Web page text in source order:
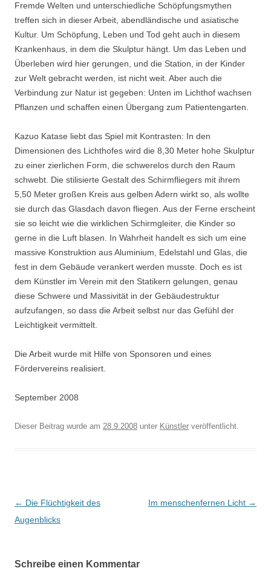
Fremde Welten und unterschiedliche Schöpfungsmythen
treffen sich in dieser Arbeit, abendländische und asiatische
Kultur. Um Schöpfung, Leben und Tod geht auch in diesem
Krankenhaus, in dem die Skulptur hängt. Um das Leben und
Überleben wird hier gerungen, und die Station, in der Kinder
zur Welt gebracht werden, ist nicht weit. Aber auch die
Verbindung zur Natur ist gegeben: Unten im Lichthof wachsen
Pflanzen und schaffen einen Übergang zum Patientengarten.
Kazuo Katase liebt das Spiel mit Kontrasten: In den
Dimensionen des Lichthofes wird die 8,30 Meter hohe Skulptur
zu einer zierlichen Form, die schwerelos durch den Raum
schwebt. Die stilisierte Gestalt des Schirmfliegers mit ihrem
5,50 Meter großen Kreis aus gelben Adern wirkt so, als wollte
sie durch das Glasdach davon fliegen. Aus der Ferne erscheint
sie so leicht wie die wirklichen Schirmgleiter, die Kinder so
gerne in die Luft blasen. In Wahrheit handelt es sich um eine
massive Konstruktion aus Aluminium, Edelstahl und Glas, die
fest in dem Gebäude verankert werden musste. Doch es ist
dem Künstler im Verein mit den Statikern gelungen, genau
diese Schwere und Massivität in der Gebäudestruktur
aufzufangen, so dass die Arbeit selbst nur das Gefühl der
Leichtigkeit vermittelt.
Die Arbeit wurde mit Hilfe von Sponsoren und eines
Fördervereins realisiert.
September 2008
Dieser Beitrag wurde am 28.9.2008 unter Künstler veröffentlicht.
Beitragsnavigation
← Die Flüchtigkeit des
Augenblicks
Im menschenfernen Licht →
Schreibe einen Kommentar